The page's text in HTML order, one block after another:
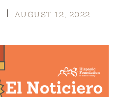
AUGUST 12, 2022